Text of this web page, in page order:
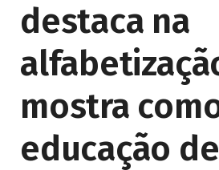
destaca na
mostra
educação